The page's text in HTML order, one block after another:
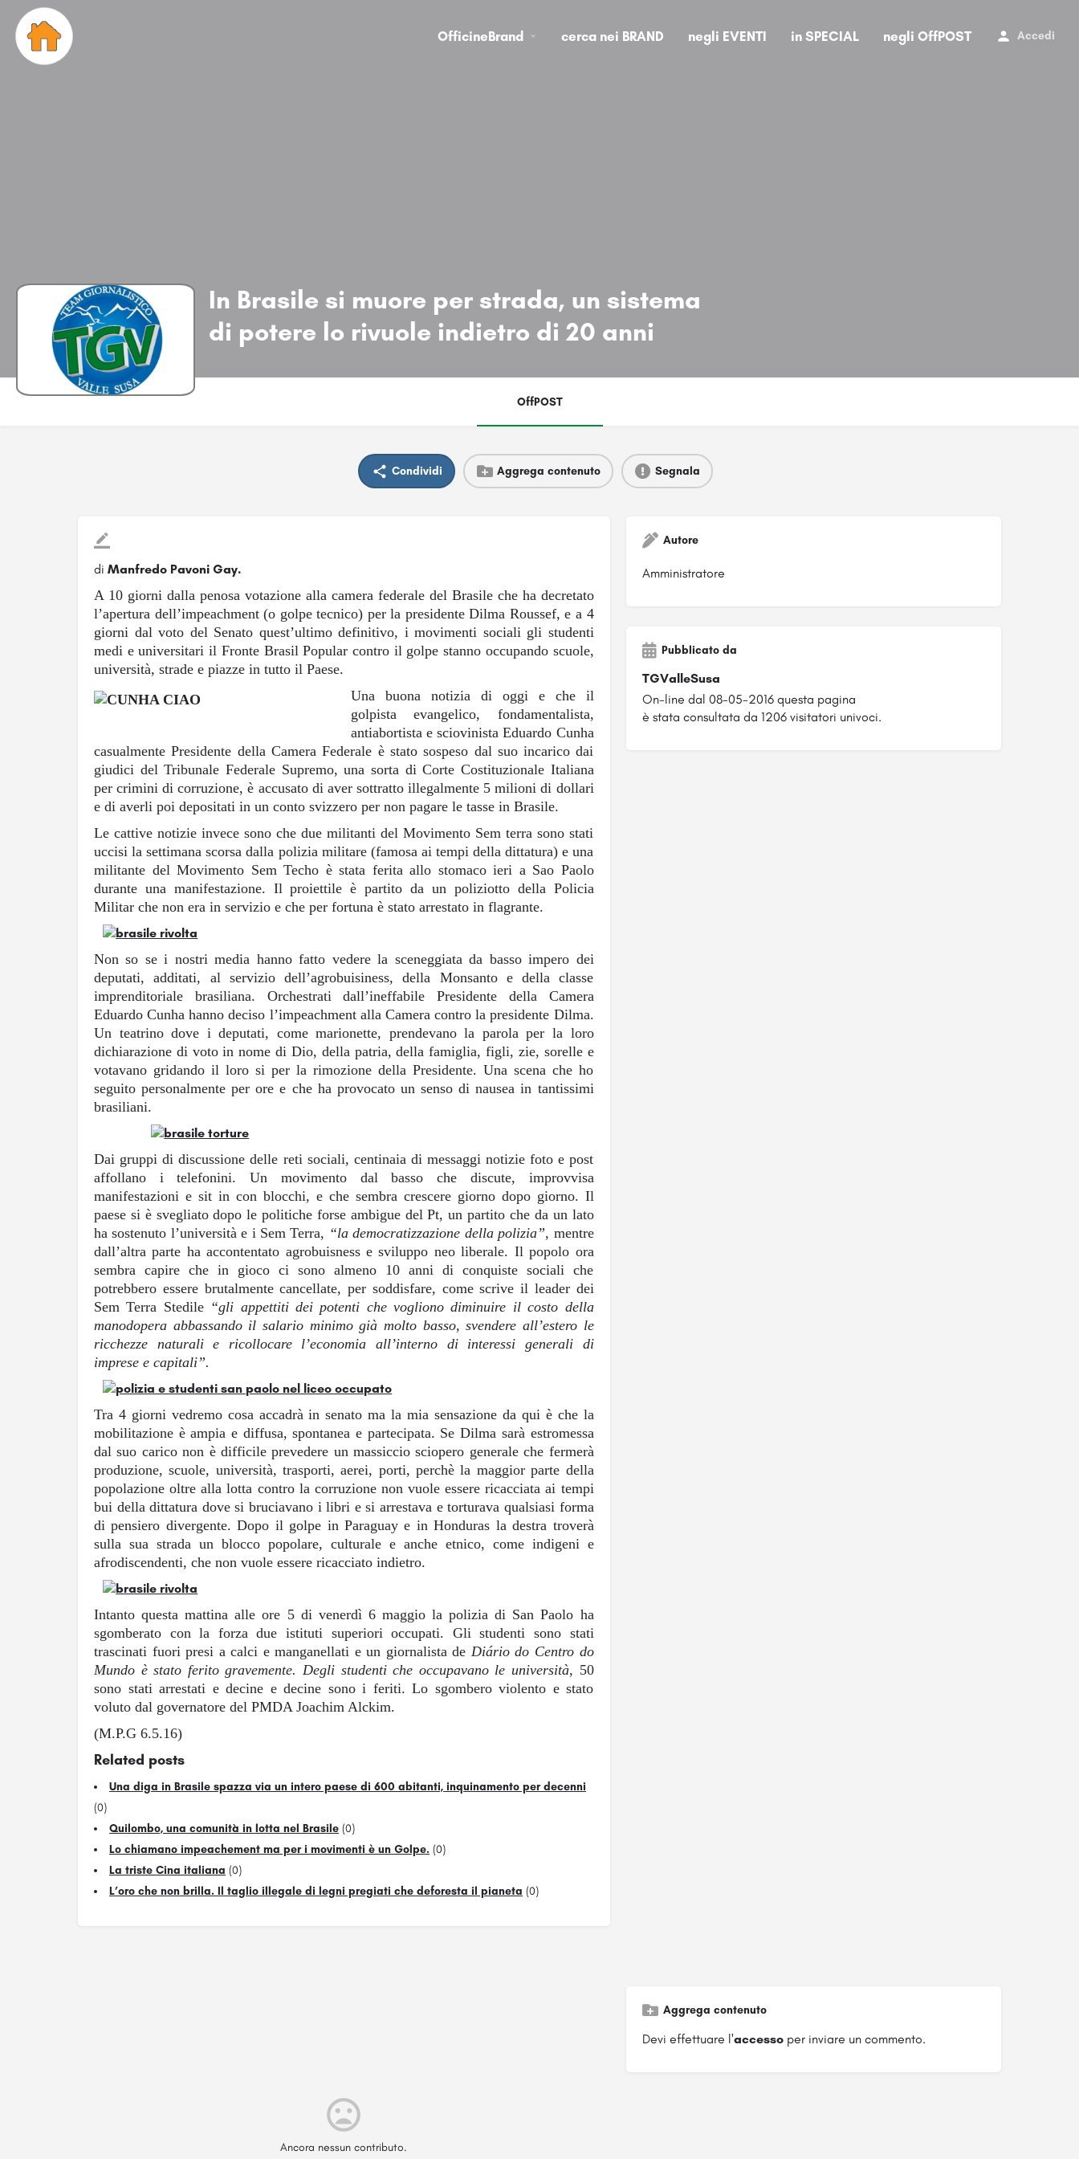
OfficineBrand cerca nei BRAND negli EVENTI in SPECIAL negli OffPOST Accedi
In Brasile si muore per strada, un sistema
di potere lo rivuole indietro di 20 anni
OffPOST
Condividi Aggrega contenuto Segnala
di Manfredo Pavoni Gay.
A 10 giorni dalla penosa votazione alla camera federale del Brasile che ha decretato
l’apertura dell’impeachment (o golpe tecnico) per la presidente Dilma Roussef, e a 4
giorni dal voto del Senato quest’ultimo definitivo, i movimenti sociali gli studenti
medi e universitari il Fronte Brasil Popular contro il golpe stanno occupando scuole,
università, strade e piazze in tutto il Paese.
Una buona notizia di oggi e che il
golpista evangelico, fondamentalista,
antiabortista e sciovinista Eduardo Cunha
casualmente Presidente della Camera Federale è stato sospeso dal suo incarico dai
giudici del Tribunale Federale Supremo, una sorta di Corte Costituzionale Italiana
per crimini di corruzione, è accusato di aver sottratto illegalmente 5 milioni di dollari
e di averli poi depositati in un conto svizzero per non pagare le tasse in Brasile.
Le cattive notizie invece sono che due militanti del Movimento Sem terra sono stati
uccisi la settimana scorsa dalla polizia militare (famosa ai tempi della dittatura) e una
militante del Movimento Sem Techo è stata ferita allo stomaco ieri a Sao Paolo
durante una manifestazione. Il proiettile è partito da un poliziotto della Policia
Militar che non era in servizio e che per fortuna è stato arrestato in flagrante.
Non so se i nostri media hanno fatto vedere la sceneggiata da basso impero dei
deputati, additati, al servizio dell’agrobuisiness, della Monsanto e della classe
imprenditoriale brasiliana. Orchestrati dall’ineffabile Presidente della Camera
Eduardo Cunha hanno deciso l’impeachment alla Camera contro la presidente Dilma.
Un teatrino dove i deputati, come marionette, prendevano la parola per la loro
dichiarazione di voto in nome di Dio, della patria, della famiglia, figli, zie, sorelle e
votavano gridando il loro si per la rimozione della Presidente. Una scena che ho
seguito personalmente per ore e che ha provocato un senso di nausea in tantissimi
brasiliani.
Dai gruppi di discussione delle reti sociali, centinaia di messaggi notizie foto e post
affollano i telefonini. Un movimento dal basso che discute, improvvisa
manifestazioni e sit in con blocchi, e che sembra crescere giorno dopo giorno. Il
paese si è svegliato dopo le politiche forse ambigue del Pt, un partito che da un lato
ha sostenuto l’università e i Sem Terra, “la democratizzazione della polizia”, mentre
dall’altra parte ha accontentato agrobuisness e sviluppo neo liberale. Il popolo ora
sembra capire che in gioco ci sono almeno 10 anni di conquiste sociali che
potrebbero essere brutalmente cancellate, per soddisfare, come scrive il leader dei
Sem Terra Stedile “gli appettiti dei potenti che vogliono diminuire il costo della
manodopera abbassando il salario minimo già molto basso, svendere all’estero le
ricchezze naturali e ricollocare l’economia all’interno di interessi generali di
imprese e capitali”.
Tra 4 giorni vedremo cosa accadrà in senato ma la mia sensazione da qui è che la
mobilitazione è ampia e diffusa, spontanea e partecipata. Se Dilma sarà estromessa
dal suo carico non è difficile prevedere un massiccio sciopero generale che fermerà
produzione, scuole, università, trasporti, aerei, porti, perchè la maggior parte della
popolazione oltre alla lotta contro la corruzione non vuole essere ricacciata ai tempi
bui della dittatura dove si bruciavano i libri e si arrestava e torturava qualsiasi forma
di pensiero divergente. Dopo il golpe in Paraguay e in Honduras la destra troverà
sulla sua strada un blocco popolare, culturale e anche etnico, come indigeni e
afrodiscendenti, che non vuole essere ricacciato indietro.
Intanto questa mattina alle ore 5 di venerdì 6 maggio la polizia di San Paolo ha
sgomberato con la forza due istituti superiori occupati. Gli studenti sono stati
trascinati fuori presi a calci e manganellati e un giornalista de Diário do Centro do
Mundo è stato ferito gravemente. Degli studenti che occupavano le università, 50
sono stati arrestati e decine e decine sono i feriti. Lo sgombero violento e stato
voluto dal governatore del PMDA Joachim Alckim.
(M.P.G 6.5.16)
Related posts
Una diga in Brasile spazza via un intero paese di 600 abitanti, inquinamento per decenni
(0)
Quilombo, una comunità in lotta nel Brasile (0)
Lo chiamano impeachement ma per i movimenti è un Golpe. (0)
La triste Cina italiana (0)
L’oro che non brilla. Il taglio illegale di legni pregiati che deforesta il pianeta (0)
Autore
Amministratore
Pubblicato da
TGValleSusa
On-line dal 08-05-2016 questa pagina
è stata consultata da 1206 visitatori univoci.
Ancora nessun contributo.
Aggrega contenuto
Devi effettuare l'accessoper inviare un commento.